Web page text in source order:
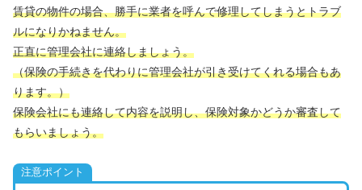
賃貸の物件の場合、勝手に業者を呼んで修理してしまうとトラブ
ルになりかねません。
正直に管理会社に連絡しましょう。
（保険の手続きを代わりに管理会社が引き受けてくれる場合もあ
ります。）
保険会社にも連絡して内容を説明し、保険対象かどうか審査して
もらいましょう。
注意ポイント